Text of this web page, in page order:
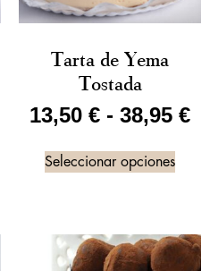
Tarta de Yema
Tostada
13,50 € - 38,95 €
Seleccionar opciones